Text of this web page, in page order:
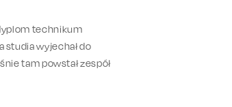
technikum
studia wyjechał do
tam powstał zespół